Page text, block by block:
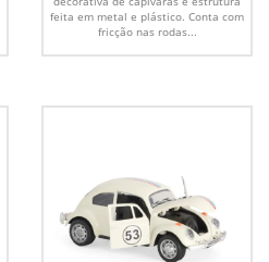
feita em metal e plástico. Conta com
fricção nas rodas...